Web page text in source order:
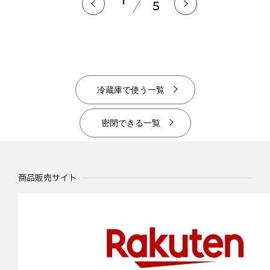
5
冷蔵庫で使う一覧
密閉できる一覧
商品販売サイト